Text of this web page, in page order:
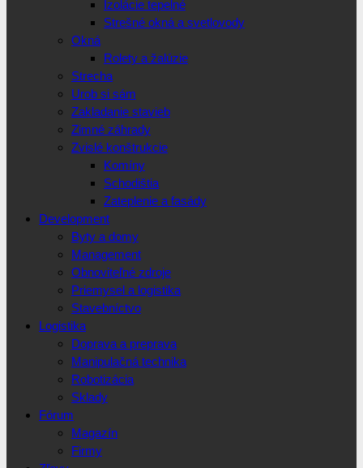
Izolácie tepelné
Strešné okná a svetlovody
Okná
Rolety a žalúzie
Strecha
Urob si sám
Zakladanie stavieb
Zimné záhrady
Zvislé konštrukcie
Komíny
Schodištia
Zateplenie a fasády
Development
Byty a domy
Management
Obnoviteľné zdroje
Priemysel a logistika
Stavebníctvo
Logistika
Doprava a preprava
Manipulačná technika
Robotizácia
Sklady
Fórum
Magazín
Firmy